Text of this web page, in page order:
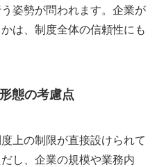
姿勢が問われます。企業が
は、制度全体の信頼性にも
態の考慮点
上の制限が直接設けられて
し、企業の規模や業務内